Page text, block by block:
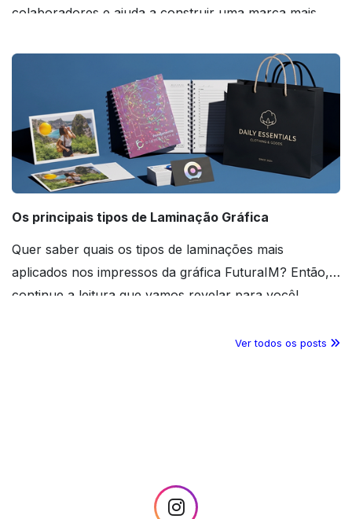
colaboradores e ajuda a construir uma marca mais
Os principais tipos de Laminação Gráfica
Quer saber quais os tipos de laminações mais
aplicados nos impressos da gráfica FuturaIM? Então,
continue a leitura que vamos revelar para você!
Ver todos os posts